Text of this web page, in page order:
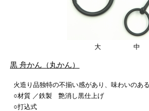
大 中
黒 舟かん（丸かん）
火造り品独特の不揃い感があり、味わいのある
○材質 ／鉄製 艶消し黒仕上げ
○打込式